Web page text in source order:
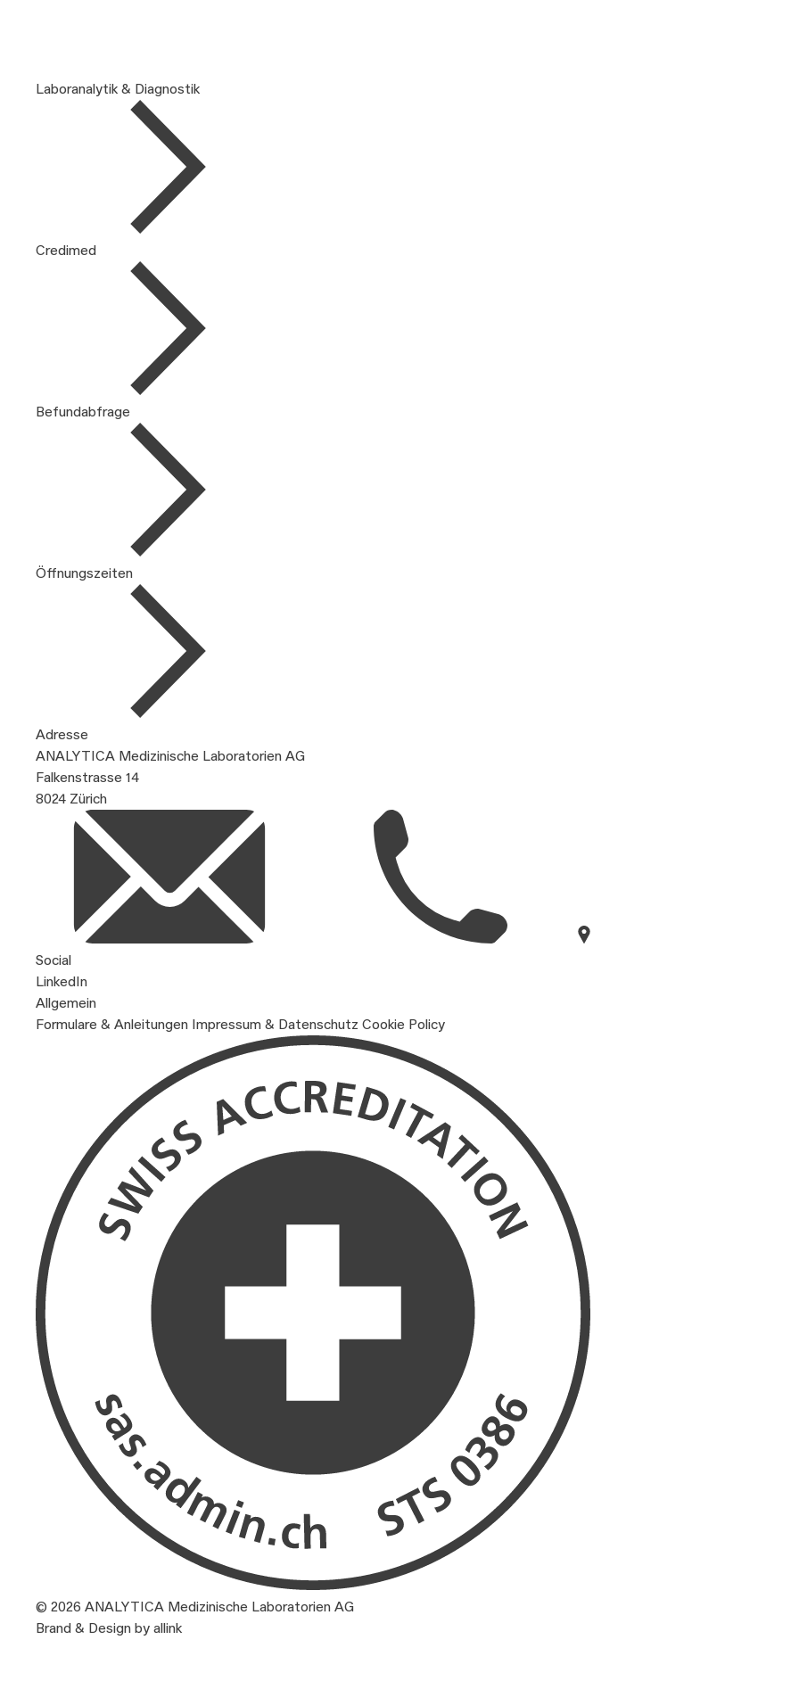
Laboranalytik & Diagnostik
Credimed
Befundabfrage
Öffnungszeiten
Adresse
ANALYTICA Medizinische Laboratorien AG
Falkenstrasse 14
8024 Zürich
Social
LinkedIn
Allgemein
Formulare & Anleitungen Impressum & Datenschutz Cookie Policy
© 2026 ANALYTICA Medizinische Laboratorien AG
Brand & Design by allink